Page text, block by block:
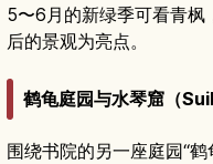
5〜6月的新绿季可看青枫
后的景观为亮点。
鹤龟庭园与水琴窟（
围绕书院的另一座庭园“